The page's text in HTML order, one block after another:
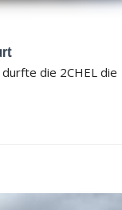
die 2CHEL die